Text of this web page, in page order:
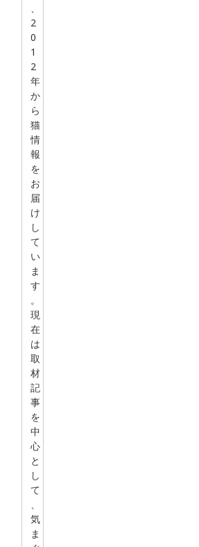
、
2
0
1
2
年
か
ら
猫
情
報
を
お
届
け
し
て
い
ま
す
。
現
在
は
取
材
記
事
を
中
心
と
し
て
、
気
ま